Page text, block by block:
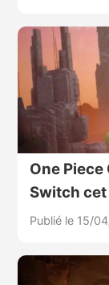
One Piece
Switch
Publié le 15/